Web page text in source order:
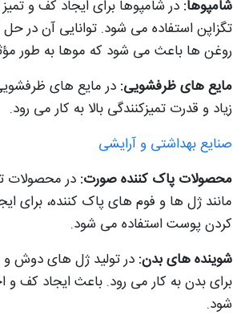
شامپوها: در شامپوها برای ایجاد کف و
تگزاپن استفاده می شود. توانایی آن در
روغن ها باعث می شود که موها به طور
مایع های ظرفشویی: در مایع های
زیاد و قدرت تمیزکنندگی بالا به کار می رود.
صنایع بهداشتی و آرایشی
محصولات پاک کننده صورت: در محصولات
مانند ژل ها و فوم های پاک کننده، برای
کردن پوست استفاده می شود.
شوینده های بدن: در تولید ژل های دوش
برای بدن به کار می رود. باعث ایجاد کف
شود.